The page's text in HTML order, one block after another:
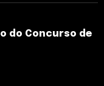
do Concurso de